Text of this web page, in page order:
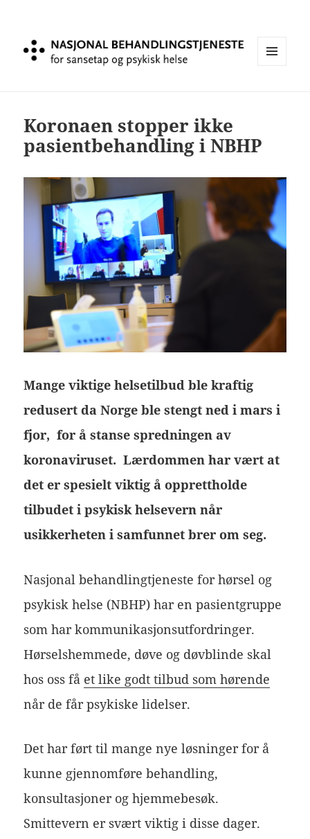
Koronaen stopper ikke
pasientbehandling i NBHP
Mange viktige helsetilbud ble kraftig
redusert da Norge ble stengt ned i mars i
fjor, for å stanse spredningen av
koronaviruset. Lærdommen har vært at
det er spesielt viktig å opprettholde
tilbudet i psykisk helsevern når
usikkerheten i samfunnet brer om seg.
Nasjonal behandlingtjeneste for hørsel og
psykisk helse (NBHP) har en pasientgruppe
som har kommunikasjonsutfordringer.
Hørselshemmede, døve og døvblinde skal
hos oss få et like godt tilbud som hørende
når de får psykiske lidelser.
Det har ført til mange nye løsninger for å
kunne gjennomføre behandling,
konsultasjoner og hjemmebesøk.
Smittevern er svært viktig i disse dager.